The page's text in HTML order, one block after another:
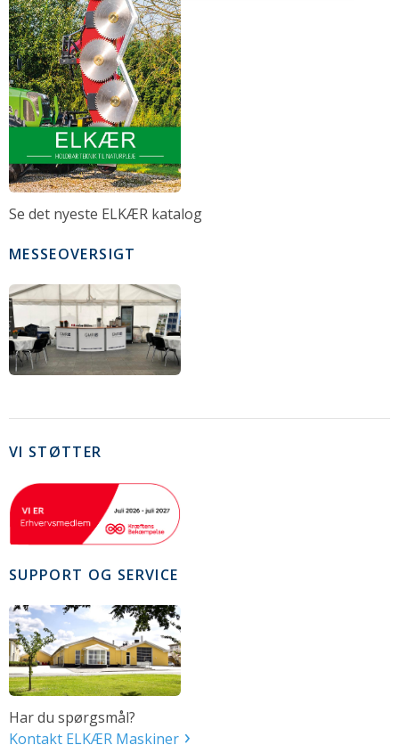
Se det nyeste ELKÆR katalog
MESSEOVERSIGT
VI STØTTER
SUPPORT OG SERVICE
Har du spørgsmål?
Kontakt ELKÆR Maskiner